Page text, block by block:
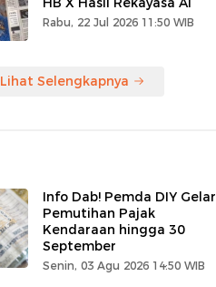
Rabu, 22 Jul 2026 11:50 WIB
Lihat Selengkapnya
Info Dab! Pemda DIY Gelar
Pemutihan Pajak
Kendaraan hingga 30
September
Senin, 03 Agu 2026 14:50 WIB